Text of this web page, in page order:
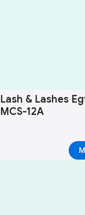
Lash & Lashes
MCS-12A